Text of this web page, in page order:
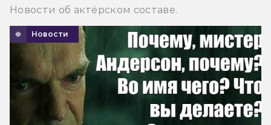
Новости об актёрском составе.
Новости